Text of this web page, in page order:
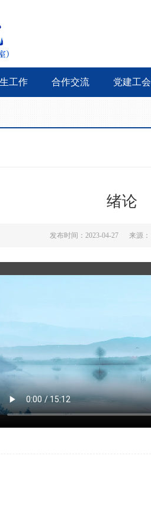
工作 合作交流 党建工会
绪论
发布时间：2023-04-27 来源